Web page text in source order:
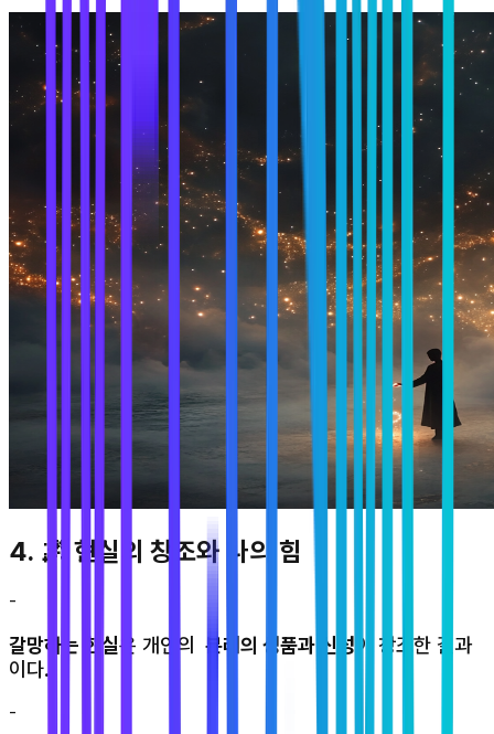
4. 🌌 현실의 창조와 나의 힘
-
갈망하는 현실은 개인의 본래의 성품과 신성 이 창조한 결과
이다.
-